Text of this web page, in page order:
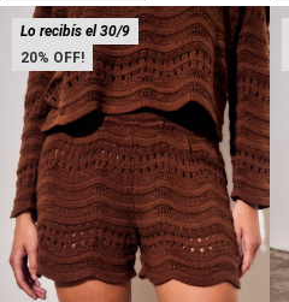
20
Lo recibís el 30/9